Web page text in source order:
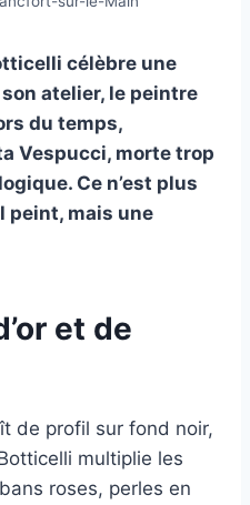
célèbre une
atelier, le peintre
du temps,
Vespucci, morte trop
Ce n’est plus
peint, mais une
et de
de profil sur fond noir,
multiplie les
roses, perles en